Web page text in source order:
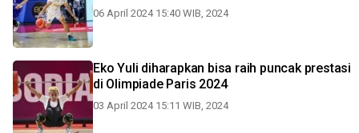
06 April 2024 15:40 WIB, 2024
Eko Yuli diharapkan bisa raih puncak prestasi
di Olimpiade Paris 2024
03 April 2024 15:11 WIB, 2024